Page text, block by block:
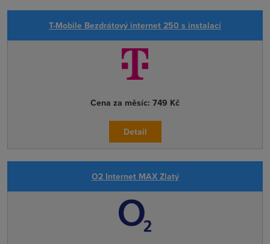
T-Mobile Bezdrátový internet 250 s instalací
Cena za měsíc: 749 Kč
Detail
O2 Internet MAX Zlatý